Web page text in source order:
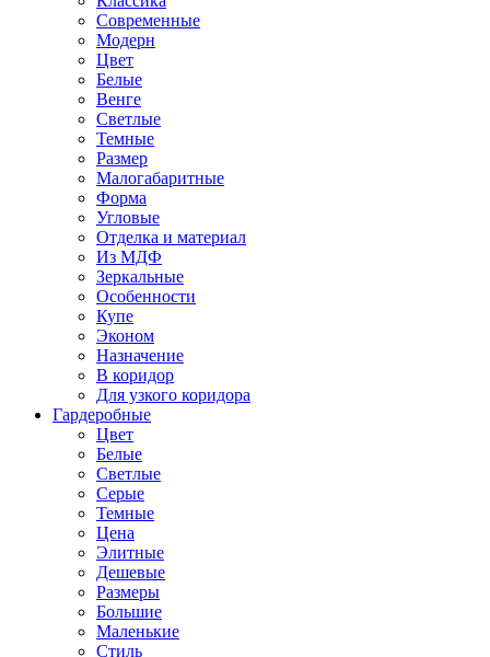
Современные
Модерн
Цвет
Белые
Венге
Светлые
Темные
Размер
Малогабаритные
Форма
Угловые
Отделка и материал
Из МДФ
Зеркальные
Особенности
Купе
Эконом
Назначение
В коридор
Для узкого коридора
Гардеробные
Цвет
Белые
Светлые
Серые
Темные
Цена
Элитные
Дешевые
Размеры
Большие
Маленькие
Стиль